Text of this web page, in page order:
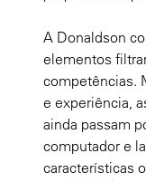
A Donaldson
elementos
competências.
e experiência,
ainda passam
computador e
características